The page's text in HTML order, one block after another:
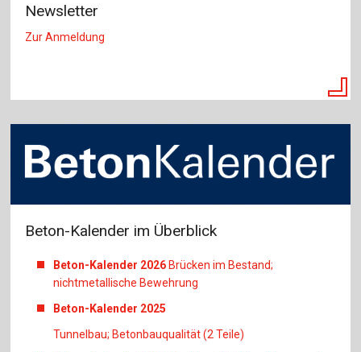
Newsletter
Zur Anmeldung
Beton-Kalender im Überblick
Beton-Kalender 2026 Brücken im Bestand;
nichtmetallische Bewehrung
Beton-Kalender 2025
Tunnelbau; Betonbauqualität (2 Teile)